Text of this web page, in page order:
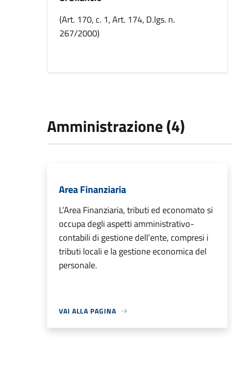
(Art. 170, c. 1, Art. 174, D.lgs. n.
267/2000)
Amministrazione (4)
Area Finanziaria
L’Area Finanziaria, tributi ed economato si
occupa degli aspetti amministrativo-
contabili di gestione dell’ente, compresi i
tributi locali e la gestione economica del
personale.
VAI ALLA PAGINA